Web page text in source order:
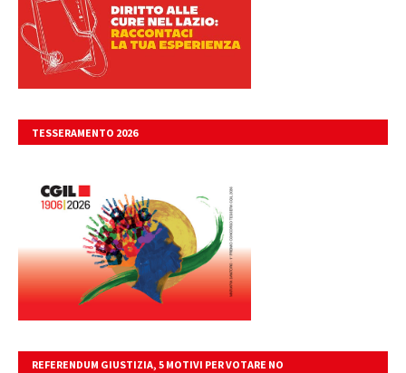
TESSERAMENTO 2026
REFERENDUM GIUSTIZIA, 5 MOTIVI PER VOTARE NO